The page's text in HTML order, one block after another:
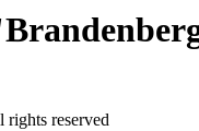
reserved